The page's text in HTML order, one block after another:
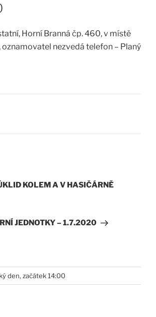
Horní Branná čp. 460, v místě
oznamovatel nezvedá telefon – Planý
KOLEM A V HASIČÁRNĚ
JEDNOTKY – 1.7.2020
den, začátek 14:00